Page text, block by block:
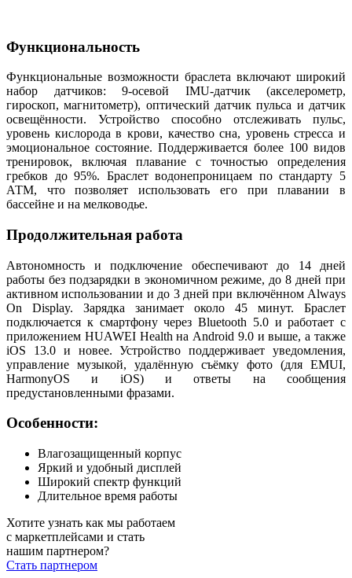
Функциональность
Функциональные возможности браслета включают широкий
набор датчиков: 9-осевой IMU-датчик (акселерометр,
гироскоп, магнитометр), оптический датчик пульса и датчик
освещённости. Устройство способно отслеживать пульс,
уровень кислорода в крови, качество сна, уровень стресса и
эмоциональное состояние. Поддерживается более 100 видов
тренировок, включая плавание с точностью определения
гребков до 95%. Браслет водонепроницаем по стандарту 5
АТМ, что позволяет использовать его при плавании в
бассейне и на мелководье.
Продолжительная работа
Автономность и подключение обеспечивают до 14 дней
работы без подзарядки в экономичном режиме, до 8 дней при
активном использовании и до 3 дней при включённом Always
On Display. Зарядка занимает около 45 минут. Браслет
подключается к смартфону через Bluetooth 5.0 и работает с
приложением HUAWEI Health на Android 9.0 и выше, а также
iOS 13.0 и новее. Устройство поддерживает уведомления,
управление музыкой, удалённую съёмку фото (для EMUI,
HarmonyOS и iOS) и ответы на сообщения
предустановленными фразами.
Особенности:
Влагозащищенный корпус
Яркий и удобный дисплей
Широкий спектр функций
Длительное время работы
Хотите узнать как мы работаем
с маркетплейсами и стать
нашим партнером?
Стать партнером